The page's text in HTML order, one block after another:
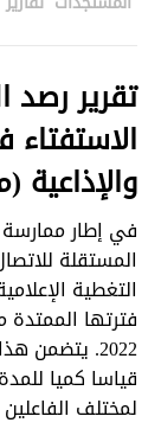
تقرير رصد
الاستفتاء
والإذاعية (من 3 إلى 23
في إطار ممارسة
المستقلة
التغطية
2022. يتضمن
قياسا كميا
لمختلف